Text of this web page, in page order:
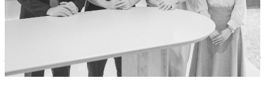
戦略を実行へつなぐ時代へ。電通デジタルが「成果へのコミ
ット」に軸足を置き続ける理由
顧客をファンに変える、AIエージェント時代のロイヤルティ
戦略
AI浸透が進む時代において半歩先の未来を予測する専門組織
「with AIラボ」とは
視聴完了率50％超を記録。トヨタ・コニック・プロ動画広告
への生成AI活用